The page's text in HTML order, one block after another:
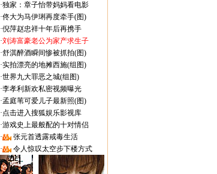
·独家：章子怡带妈妈看电影
·佟大为马伊琍再度牵手(图)
·倪萍赵忠祥十年后再携手
·刘涛富豪老公为家产求生子
·舒淇醉酒瞬间惨被抓拍(图)
·实拍漂亮的地摊西施(组图)
·世界九大罪恶之城(组图)
·李孝利新欢私密视频曝光
·孟庭苇可爱儿子最新照(图)
·点击进入搜狐娱乐影视库
·游戏史上最般配的十对情侣
·
张元首透露戒毒生活
· 令人惊叹太空步下楼方式